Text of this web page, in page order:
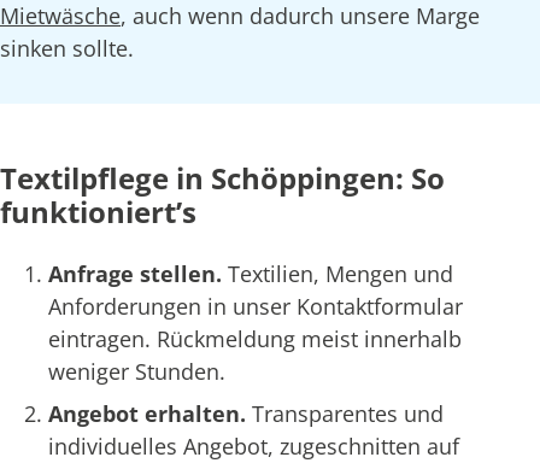
Mietwäsche, auch wenn dadurch unsere Marge
sinken sollte.
Textilpflege in Schöppingen: So
funktioniert’s
Anfrage stellen. Textilien, Mengen und
Anforderungen in unser Kontaktformular
eintragen. Rückmeldung meist innerhalb
weniger Stunden.
Angebot erhalten. Transparentes und
individuelles Angebot, zugeschnitten auf